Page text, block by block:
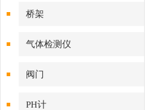
桥架
气体检测仪
阀门
PH计